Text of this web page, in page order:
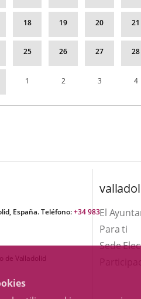
18 19 20 21
25 26 27 28
1 2 3 4
España. Teléfono:+34 983
de Valladolid
El
Para ti
Sede